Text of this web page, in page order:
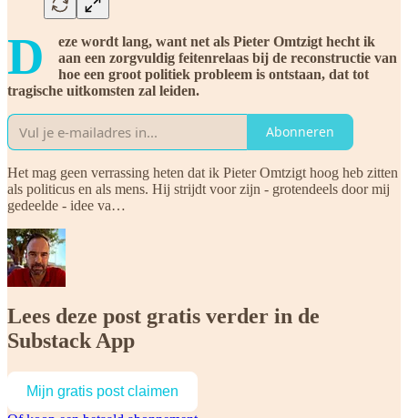
D
eze wordt lang, want net als Pieter Omtzigt hecht ik
aan een zorgvuldig feitenrelaas bij de reconstructie van
hoe een groot politiek probleem is ontstaan, dat tot
tragische uitkomsten zal leiden.
Abonneren
Het mag geen verrassing heten dat ik Pieter Omtzigt hoog heb zitten
als politicus en als mens. Hij strijdt voor zijn - grotendeels door mij
gedeelde - idee va…
Lees deze post gratis verder in de
Substack App
Mijn gratis post claimen